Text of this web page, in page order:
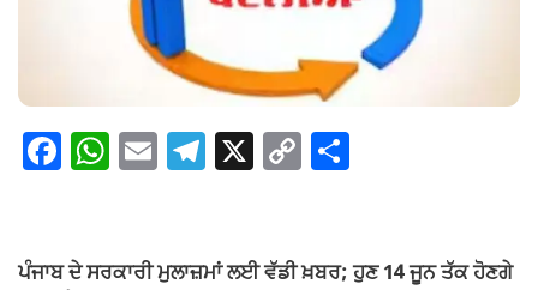
F
e
W
s
E T
gr
X C
y e
ਪੰਜਾਬ ਦੇ ਸਰਕਾਰੀ ਮੁਲਾਜ਼ਮਾਂ ਲਈ ਵੱਡੀ ਖ਼ਬਰ; ਹੁਣ 14 ਜੂਨ ਤੱਕ ਹੋਣਗੇ